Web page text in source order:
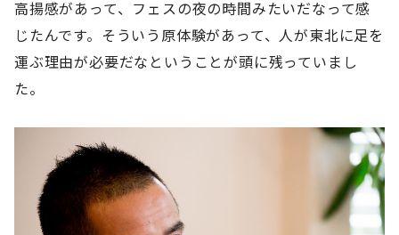
高揚感があって、フェスの夜の時間みたいだなって感
じたんです。そういう原体験があって、人が東北に足を
運ぶ理由が必要だなということが頭に残っていまし
た。